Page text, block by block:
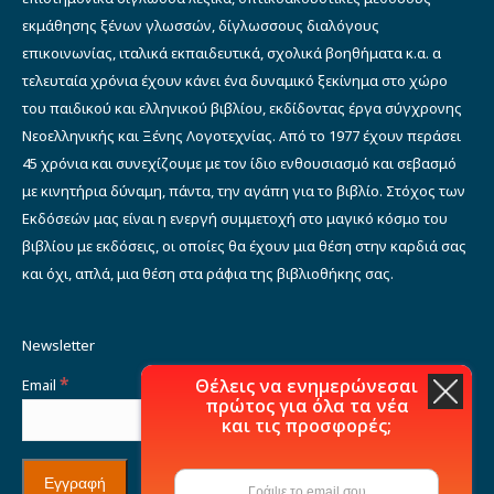
εκμάθησης ξένων γλωσσών, δίγλωσσους διαλόγους
επικοινωνίας, ιταλικά εκπαιδευτικά, σχολικά βοηθήματα κ.α. α
τελευταία χρόνια έχουν κάνει ένα δυναμικό ξεκίνημα στο χώρο
του παιδικού και ελληνικού βιβλίου, εκδίδοντας έργα σύγχρονης
Νεοελληνικής και Ξένης Λογοτεχνίας. Από το 1977 έχουν περάσει
45 χρόνια και συνεχίζουμε με τον ίδιο ενθουσιασμό και σεβασμό
με κινητήρια δύναμη, πάντα, την αγάπη για το βιβλίο. Στόχος των
Εκδόσεών μας είναι η ενεργή συμμετοχή στο μαγικό κόσμο του
βιβλίου με εκδόσεις, οι οποίες θα έχουν μια θέση στην καρδιά σας
και όχι, απλά, μια θέση στα ράφια της βιβλιοθήκης σας.
Newsletter
Email *
Θέλεις να ενημερώνεσαι
πρώτος για όλα τα νέα
και τις προσφορές;